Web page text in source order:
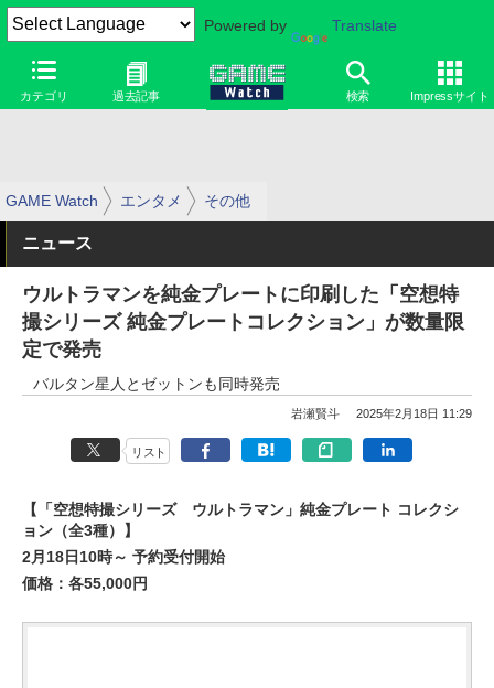
Powered by Translate
カテゴリ 過去記事 検索 Impressサイト
GAME Watch エンタメ その他
ニュース
ウルトラマンを純金プレートに印刷した「空想特
撮シリーズ 純金プレートコレクション」が数量限
定で発売
バルタン星人とゼットンも同時発売
岩瀬賢斗 2025年2月18日 11:29
リスト
【「空想特撮シリーズ ウルトラマン」純金プレート コレクシ
ョン（全3種）】
2月18日10時～ 予約受付開始
価格：各55,000円